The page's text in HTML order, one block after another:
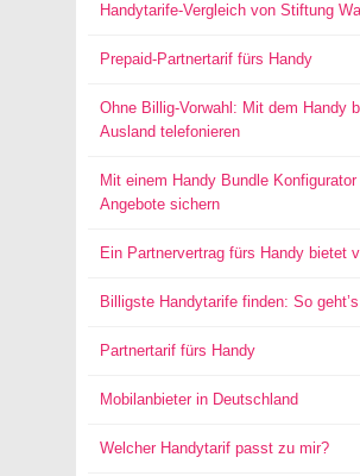
Handytarife-Vergleich von Stiftung
Prepaid-Partnertarif fürs Handy
Ohne Billig-Vorwahl: Mit dem Handy
Ausland telefonieren
Mit einem Handy Bundle
Angebote sichern
Ein Partnervertrag fürs Handy bietet
Billigste Handytarife finden: So geht’s
Partnertarif fürs Handy
Mobilanbieter in Deutschland
Welcher Handytarif passt zu mir?